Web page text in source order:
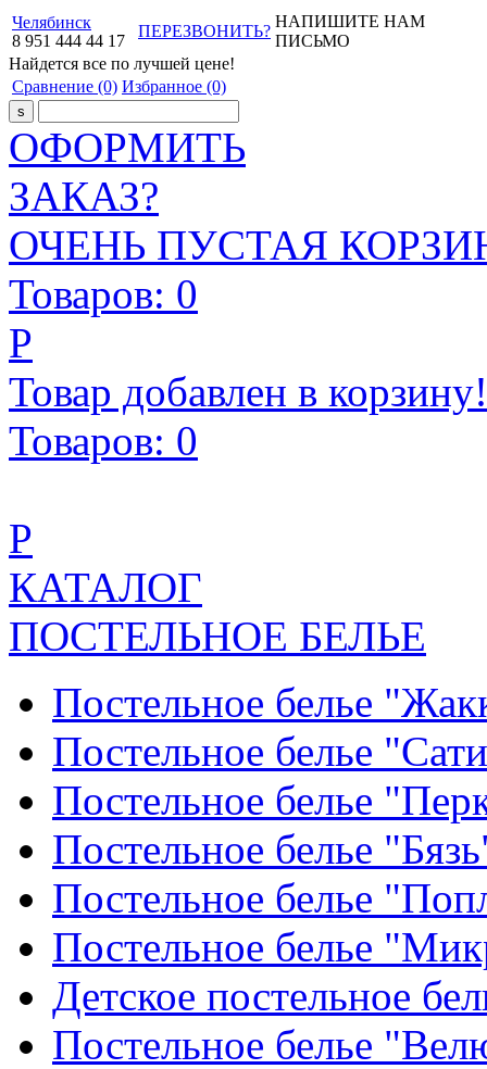
Челябинск
8 951 444 44 17
ПЕРЕЗВОНИТЬ?
НАПИШИТЕ НАМ
ПИСЬМО
Найдется все по лучшей цене!
Сравнение (0) Избранное (0)
ОФОРМИТЬ
ЗАКАЗ?
ОЧЕНЬ ПУСТАЯ
Товаров: 0
Р
Товар добавлен в корзину!
Товаров: 0
Р
КАТАЛОГ
ПОСТЕЛЬНОЕ БЕЛЬЕ
Постельное белье
Постельное белье
Постельное белье
Постельное белье
Постельное белье
Постельное белье
Детское постельное
Постельное белье